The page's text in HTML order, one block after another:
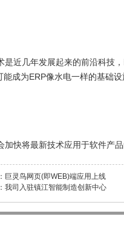
近几年发展起来的前沿科技
能成为ERP像水电一样的基础
快将最新技术应用于软件产品
巨灵鸟网页(即WEB)端应用上线
我司入驻镇江智能制造创新中心